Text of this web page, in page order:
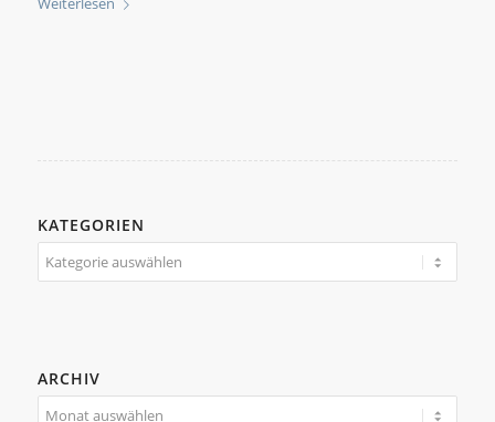
KATEGORIEN
Kategorien
ARCHIV